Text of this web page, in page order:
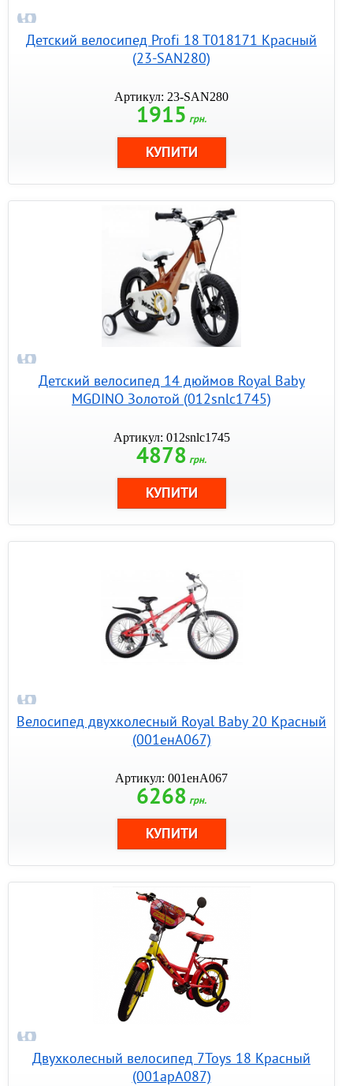
Детский велосипед Profi 18 T018171 Красный
(23-SAN280)
Артикул: 23-SAN280
1915 грн.
Детский велосипед 14 дюймов Royal Baby
MGDINO Золотой (012snlc1745)
Артикул: 012snlc1745
4878 грн.
Велосипед двухколесный Royal Baby 20 Красный
(001енА067)
Артикул: 001енА067
6268 грн.
Двухколесный велосипед 7Toys 18 Красный
(001арА087)